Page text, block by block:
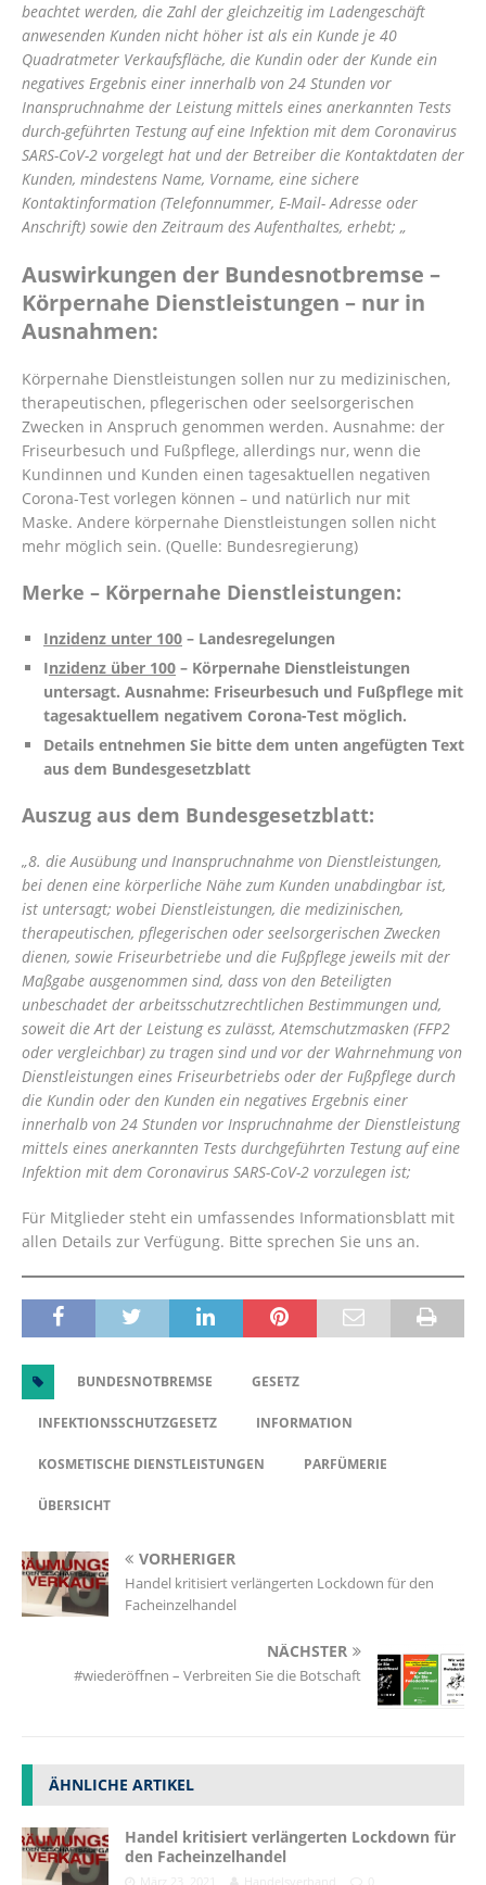
beachtet werden, die Zahl der gleichzeitig im Ladengeschäft
anwesenden Kunden nicht höher ist als ein Kunde je 40
Quadratmeter Verkaufsfläche, die Kundin oder der Kunde ein
negatives Ergebnis einer innerhalb von 24 Stunden vor
Inanspruchnahme der Leistung mittels eines anerkannten Tests
durch-geführten Testung auf eine Infektion mit dem Coronavirus
SARS-CoV-2 vorgelegt hat und der Betreiber die Kontaktdaten der
Kunden, mindestens Name, Vorname, eine sichere
Kontaktinformation (Telefonnummer, E-Mail- Adresse oder
Anschrift) sowie den Zeitraum des Aufenthaltes, erhebt; „
Auswirkungen der Bundesnotbremse –
Körpernahe Dienstleistungen – nur in
Ausnahmen:
Körpernahe Dienstleistungen sollen nur zu medizinischen,
therapeutischen, pflegerischen oder seelsorgerischen
Zwecken in Anspruch genommen werden. Ausnahme: der
Friseurbesuch und Fußpflege, allerdings nur, wenn die
Kundinnen und Kunden einen tagesaktuellen negativen
Corona-Test vorlegen können – und natürlich nur mit
Maske. Andere körpernahe Dienstleistungen sollen nicht
mehr möglich sein. (Quelle: Bundesregierung)
Merke – Körpernahe Dienstleistungen:
Inzidenz unter 100 – Landesregelungen
Inzidenz über 100 – Körpernahe Dienstleistungen
untersagt. Ausnahme: Friseurbesuch und Fußpflege mit
tagesaktuellem negativem Corona-Test möglich.
Details entnehmen Sie bitte dem unten angefügten Text
aus dem Bundesgesetzblatt
Auszug aus dem Bundesgesetzblatt:
„8. die Ausübung und Inanspruchnahme von Dienstleistungen,
bei denen eine körperliche Nähe zum Kunden unabdingbar ist,
ist untersagt; wobei Dienstleistungen, die medizinischen,
therapeutischen, pflegerischen oder seelsorgerischen Zwecken
dienen, sowie Friseurbetriebe und die Fußpflege jeweils mit der
Maßgabe ausgenommen sind, dass von den Beteiligten
unbeschadet der arbeitsschutzrechtlichen Bestimmungen und,
soweit die Art der Leistung es zulässt, Atemschutzmasken (FFP2
oder vergleichbar) zu tragen sind und vor der Wahrnehmung von
Dienstleistungen eines Friseurbetriebs oder der Fußpflege durch
die Kundin oder den Kunden ein negatives Ergebnis einer
innerhalb von 24 Stunden vor Inspruchnahme der Dienstleistung
mittels eines anerkannten Tests durchgeführten Testung auf eine
Infektion mit dem Coronavirus SARS-CoV-2 vorzulegen ist;
Für Mitglieder steht ein umfassendes Informationsblatt mit
allen Details zur Verfügung. Bitte sprechen Sie uns an.
BUNDESNOTBREMSE GESETZ
INFEKTIONSSCHUTZGESETZ INFORMATION
KOSMETISCHE DIENSTLEISTUNGEN PARFÜMERIE
ÜBERSICHT
VORHERIGER
Handel kritisiert verlängerten Lockdown für den
Facheinzelhandel
NÄCHSTER
#wiederöffnen – Verbreiten Sie die Botschaft
ÄHNLICHE ARTIKEL
Handel kritisiert verlängerten Lockdown für
den Facheinzelhandel